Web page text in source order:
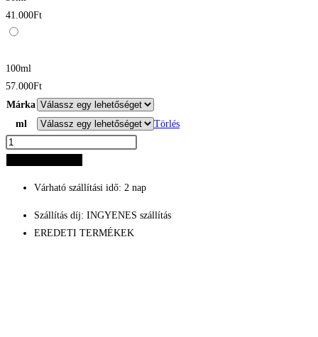
41.000Ft
100ml
57.000Ft
Márka
ml
Törlés
Carolina
Parfum
Várható szállítási idő: 2 nap
Szállítás díj: INGYENES szállítás
EREDETI TERMÉKEK